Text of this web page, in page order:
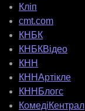
Кліп
cmt.com
КНБК
КНБКВідео
КНН
КННАртікле
КННБлогс
КомедіКентрал